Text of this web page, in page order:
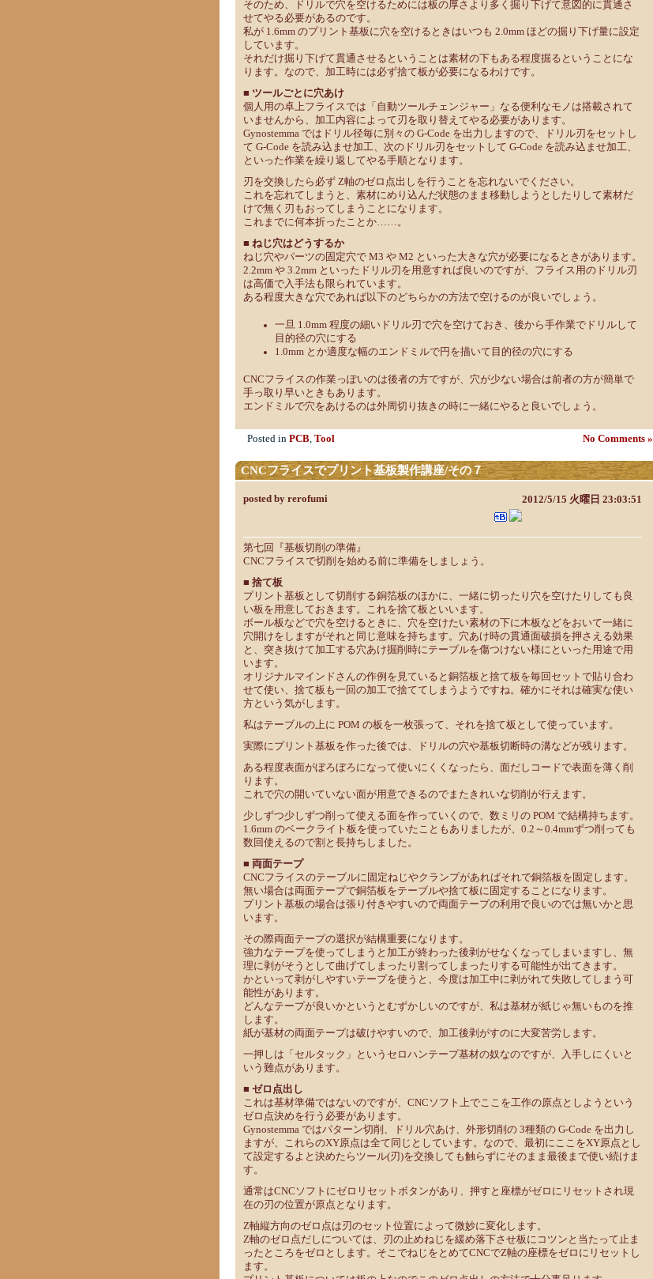
そのため、ドリルで穴を空けるためには板の厚さより多く掘り下げて意図的に貫通さ
せてやる必要があるのです。
私が 1.6mm のプリント基板に穴を空けるときはいつも 2.0mm ほどの掘り下げ量に設定
しています。
それだけ掘り下げて貫通させるということは素材の下もある程度掘るということにな
ります。なので、加工時には必ず捨て板が必要になるわけです。
■ ツールごとに穴あけ
個人用の卓上フライスでは「自動ツールチェンジャー」なる便利なモノは搭載されて
いませんから、加工内容によって刃を取り替えてやる必要があります。
Gynostemma ではドリル径毎に別々の G-Code を出力しますので、ドリル刃をセットし
て G-Code を読み込ませ加工、次のドリル刃をセットして G-Code を読み込ませ加工、
といった作業を繰り返してやる手順となります。
刃を交換したら必ず Z軸のゼロ点出しを行うことを忘れないでください。
これを忘れてしまうと、素材にめり込んだ状態のまま移動しようとしたりして素材だ
けで無く刃もおってしまうことになります。
これまでに何本折ったことか……。
■ ねじ穴はどうするか
ねじ穴やパーツの固定穴で M3 や M2 といった大きな穴が必要になるときがあります。
2.2mm や 3.2mm といったドリル刃を用意すれば良いのですが、フライス用のドリル刃
は高価で入手法も限られています。
ある程度大きな穴であれば以下のどちらかの方法で空けるのが良いでしょう。
一旦 1.0mm 程度の細いドリル刃で穴を空けておき、後から手作業でドリルして
目的径の穴にする
1.0mm とか適度な幅のエンドミルで円を描いて目的径の穴にする
CNCフライスの作業っぽいのは後者の方ですが、穴が少ない場合は前者の方が簡単で
手っ取り早いときもあります。
エンドミルで穴をあけるのは外周切り抜きの時に一緒にやると良いでしょう。
Posted in PCB Tool No Comments »
CNCフライスでプリント基板製作講座/その７
posted by rerofumi 2012/5/15 火曜日 23:03:51
第七回『基板切削の準備』
CNCフライスで切削を始める前に準備をしましょう。
■ 捨て板
プリント基板として切削する銅箔板のほかに、一緒に切ったり穴を空けたりしても良
い板を用意しておきます。これを捨て板といいます。
ボール板などで穴を空けるときに、穴を空けたい素材の下に木板などをおいて一緒に
穴開けをしますがそれと同じ意味を持ちます。穴あけ時の貫通面破損を押さえる効果
と、突き抜けて加工する穴あけ掘削時にテーブルを傷つけない様にといった用途で用
います。
オリジナルマインドさんの作例を見ていると銅箔板と捨て板を毎回セットで貼り合わ
せて使い、捨て板も一回の加工で捨ててしまうようですね。確かにそれは確実な使い
方という気がします。
私はテーブルの上に POM の板を一枚張って、それを捨て板として使っています。
実際にプリント基板を作った後では、ドリルの穴や基板切断時の溝などが残ります。
ある程度表面がぼろぼろになって使いにくくなったら、面だしコードで表面を薄く削
ります。
これで穴の開いていない面が用意できるのでまたきれいな切削が行えます。
少しずつ少しずつ削って使える面を作っていくので、数ミリの POM で結構持ちます。
1.6mm のベークライト板を使っていたこともありましたが、0.2～0.4mmずつ削っても
数回使えるので割と長持ちしました。
■ 両面テープ
CNCフライスのテーブルに固定ねじやクランプがあればそれで銅箔板を固定します。
無い場合は両面テープで銅箔板をテーブルや捨て板に固定することになります。
プリント基板の場合は張り付きやすいので両面テープの利用で良いのでは無いかと思
います。
その際両面テープの選択が結構重要になります。
強力なテープを使ってしまうと加工が終わった後剥がせなくなってしまいますし、無
理に剥がそうとして曲げてしまったり割ってしまったりする可能性が出てきます。
かといって剥がしやすいテープを使うと、今度は加工中に剥がれて失敗してしまう可
能性があります。
どんなテープが良いかというとむずかしいのですが、私は基材が紙じゃ無いものを推
します。
紙が基材の両面テープは破けやすいので、加工後剥がすのに大変苦労します。
一押しは「セルタック」というセロハンテープ基材の奴なのですが、入手しにくいと
いう難点があります。
■ ゼロ点出し
これは基材準備ではないのですが、CNCソフト上でここを工作の原点としようという
ゼロ点決めを行う必要があります。
Gynostemma ではパターン切削、ドリル穴あけ、外形切削の 3種類の G-Code を出力し
ますが、これらのXY原点は全て同じとしています。なので、最初にここをXY原点とし
て設定するよと決めたらツール(刃)を交換しても触らずにそのまま最後まで使い続けま
す。
通常はCNCソフトにゼロリセットボタンがあり、押すと座標がゼロにリセットされ現
在の刃の位置が原点となります。
Z軸縦方向のゼロ点は刃のセット位置によって微妙に変化します。
Z軸のゼロ点だしについては、刃の止めねじを緩め落下させ板にコツンと当たって止ま
ったところをゼロとします。そこでねじをとめてCNCでZ軸の座標をゼロにリセットし
ます。